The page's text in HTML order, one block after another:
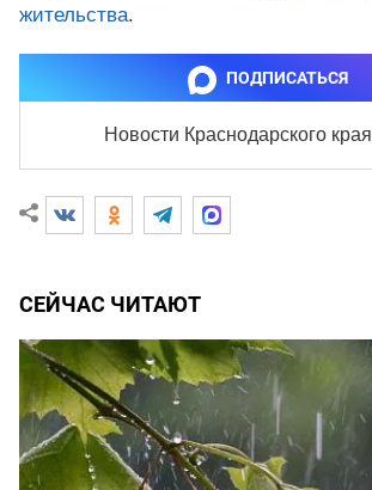
жительства.
ПОДПИСАТЬСЯ
Новости Краснодарского края
СЕЙЧАС ЧИТАЮТ